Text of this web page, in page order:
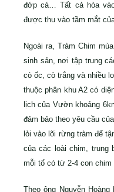
đớp cá… Tất cả hòa
được thu vào tầm mắt
Ngoài ra, Tràm Chim
sinh sản, nơi tập trung
cò ốc, cò trắng và nhiều
thuộc phân khu A2 có
lịch của Vườn khoảng
đảm bảo theo yêu cầu
lỏi vào lõi rừng tràm để
của các loài chim, trung
mỗi tổ có từ 2-4 con chim
Theo ông Nguyễn